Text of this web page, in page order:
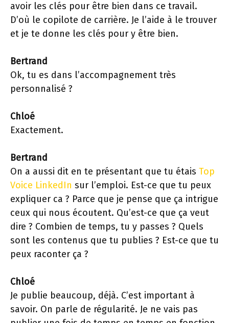
avoir les clés pour être bien dans ce travail.
D’où le copilote de carrière. Je l’aide à le trouver
et je te donne les clés pour y être bien.
Bertrand
Ok, tu es dans l’accompagnement très
personnalisé ?
Chloé
Exactement.
Bertrand
On a aussi dit en te présentant que tu étais Top
Voice LinkedIn sur l’emploi. Est-ce que tu peux
expliquer ca ? Parce que je pense que ça intrigue
ceux qui nous écoutent. Qu’est-ce que ça veut
dire ? Combien de temps, tu y passes ? Quels
sont les contenus que tu publies ? Est-ce que tu
peux raconter ça ?
Chloé
Je publie beaucoup, déjà. C’est important à
savoir. On parle de régularité. Je ne vais pas